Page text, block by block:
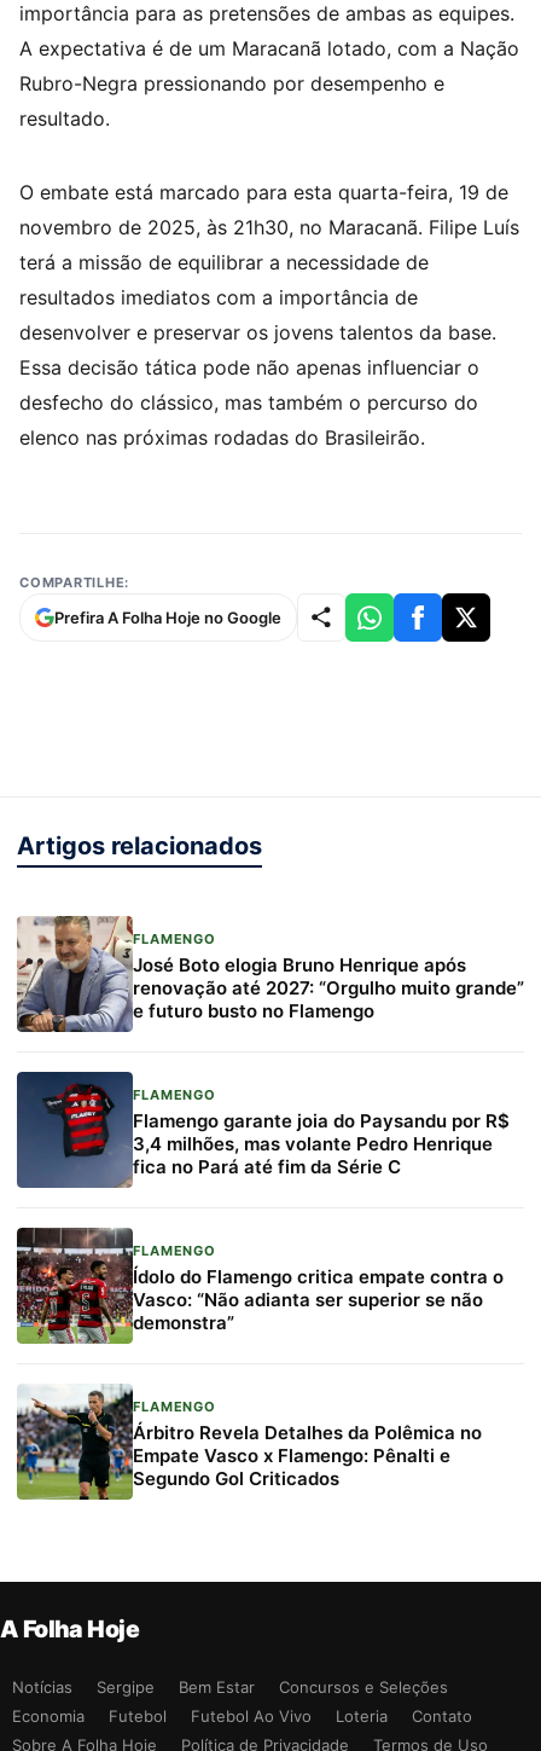
importância para as pretensões de ambas as equipes.
A expectativa é de um Maracanã lotado, com a Nação
Rubro-Negra pressionando por desempenho e
resultado.
O embate está marcado para esta quarta-feira, 19 de
novembro de 2025, às 21h30, no Maracanã. Filipe Luís
terá a missão de equilibrar a necessidade de
resultados imediatos com a importância de
desenvolver e preservar os jovens talentos da base.
Essa decisão tática pode não apenas influenciar o
desfecho do clássico, mas também o percurso do
elenco nas próximas rodadas do Brasileirão.
COMPARTILHE:
Prefira A Folha Hoje no Google
Artigos relacionados
FLAMENGO
José Boto elogia Bruno Henrique após
renovação até 2027: “Orgulho muito grande”
e futuro busto no Flamengo
FLAMENGO
Flamengo garante joia do Paysandu por R$
3,4 milhões, mas volante Pedro Henrique
fica no Pará até fim da Série C
FLAMENGO
Ídolo do Flamengo critica empate contra o
Vasco: “Não adianta ser superior se não
demonstra”
FLAMENGO
Árbitro Revela Detalhes da Polêmica no
Empate Vasco x Flamengo: Pênalti e
Segundo Gol Criticados
A Folha Hoje
Notícias Sergipe Bem Estar
Concursos e Seleções
Economia
Futebol Futebol Ao Vivo Loteria
Contato
Sobre A Folha Hoje
Política de Privacidade Termos de Uso